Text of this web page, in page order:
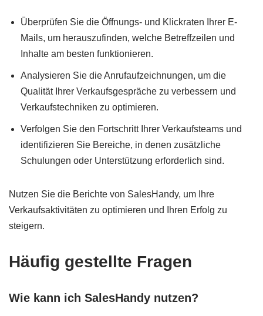
Überprüfen Sie die Öffnungs- und Klickraten Ihrer E-
Mails, um herauszufinden, welche Betreffzeilen und
Inhalte am besten funktionieren.
Analysieren Sie die Anrufaufzeichnungen, um die
Qualität Ihrer Verkaufsgespräche zu verbessern und
Verkaufstechniken zu optimieren.
Verfolgen Sie den Fortschritt Ihrer Verkaufsteams und
identifizieren Sie Bereiche, in denen zusätzliche
Schulungen oder Unterstützung erforderlich sind.
Nutzen Sie die Berichte von SalesHandy, um Ihre
Verkaufsaktivitäten zu optimieren und Ihren Erfolg zu
steigern.
Häufig gestellte Fragen
Wie kann ich SalesHandy nutzen?